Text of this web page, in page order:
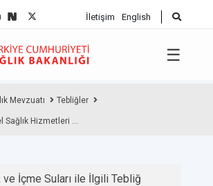
İletişim English
☰
Mevzuatı Tebliğler
Sağlık Hizmetleri ...
ve İçme Suları ile İlgili Tebliğ